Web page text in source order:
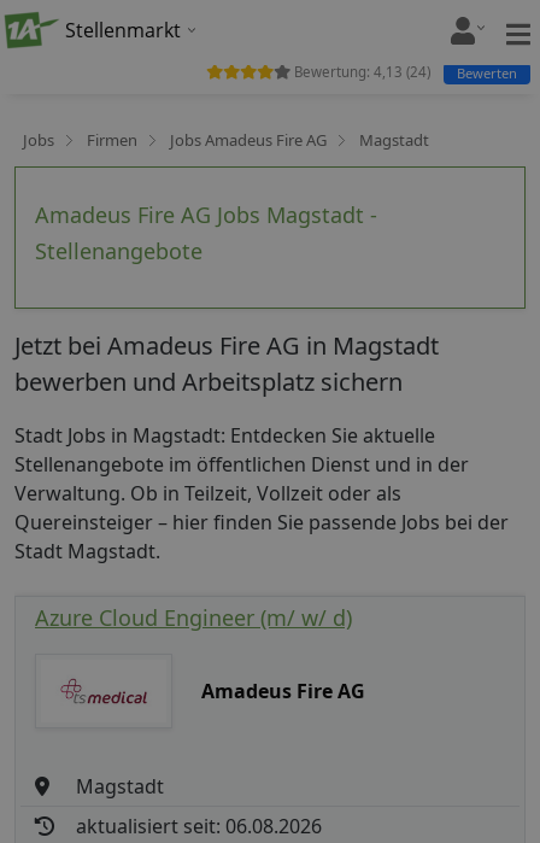
Stellenmarkt
Jobs Firmen Jobs Amadeus Fire AG Magstadt
Amadeus Fire AG Jobs Magstadt -
Stellenangebote
Bewertung: 4,13 (24) Bewerten
Jetzt bei Amadeus Fire AG in Magstadt
bewerben und Arbeitsplatz sichern
Stadt Jobs in Magstadt: Entdecken Sie aktuelle
Stellenangebote im öffentlichen Dienst und in der
Verwaltung. Ob in Teilzeit, Vollzeit oder als
Quereinsteiger – hier finden Sie passende Jobs bei der
Stadt Magstadt.
Azure Cloud Engineer (m/ w/ d)
Amadeus Fire AG
Magstadt
aktualisiert seit: 06.08.2026